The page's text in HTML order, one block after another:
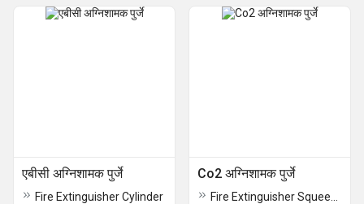
एबीसी अग्निशामक पुर्जे
Fire Extinguisher Cylinder
Co2 अग्निशामक पुर्जे